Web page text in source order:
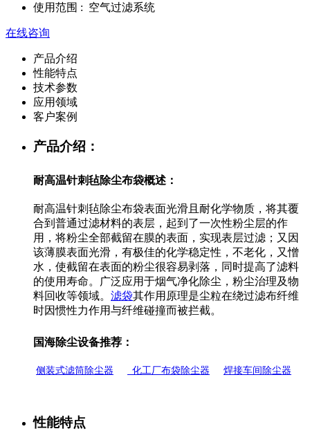
使用范围 : 空气过滤系统
在线咨询
产品介绍
性能特点
技术参数
应用领域
客户案例
产品介绍：
耐高温针刺毡除尘布袋概述：
耐高温针刺毡除尘布袋表面光滑且耐化学物质，将其覆
合到普通过滤材料的表层，起到了一次性粉尘层的作
用，将粉尘全部截留在膜的表面，实现表层过滤；又因
该薄膜表面光滑，有极佳的化学稳定性，不老化，又憎
水，使截留在表面的粉尘很容易剥落，同时提高了滤料
的使用寿命。广泛应用于烟气净化除尘，粉尘治理及物
料回收等领域。 滤袋其作用原理是尘粒在绕过滤布纤维
时因惯性力作用与纤维碰撞而被拦截。
国海除尘设备推荐：
侧装式滤筒除尘器 化工厂布袋除尘器 焊接车间除尘器
性能特点